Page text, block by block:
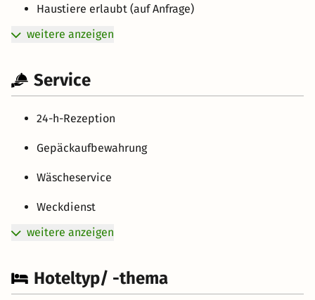
Haustiere erlaubt (auf Anfrage)
weitere anzeigen
Service
24-h-Rezeption
Gepäckaufbewahrung
Wäscheservice
Weckdienst
weitere anzeigen
Hoteltyp/ -thema